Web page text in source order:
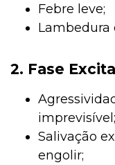
Febre leve;
Lambedura
2️. Fase
imprevisível;
Salivação
engolir;